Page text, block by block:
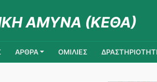
ΑΜΥΝΑ (ΚΕΘΑ)
ΑΡΘΡΑ ΟΜΙΛΙΕΣ